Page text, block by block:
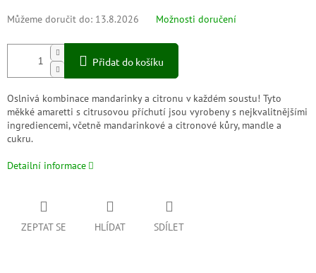
Můžeme doručit do: 13.8.2026 Možnosti doručení
Přidat do košíku
Oslnivá kombinace mandarinky a citronu v každém soustu! Tyto
měkké amaretti s citrusovou příchutí jsou vyrobeny s nejkvalitnějšími
ingrediencemi, včetně mandarinkové a citronové kůry, mandle a
cukru.
Detailní informace
ZEPTAT SE HLÍDAT SDÍLET